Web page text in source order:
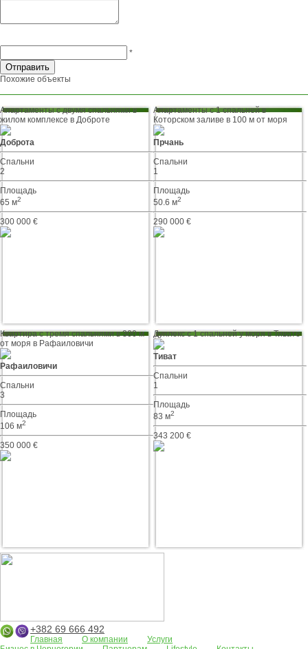
*
Похожие объекты
Апартаменты с двумя спальнями в
жилом комплексе в Доброте
Доброта
Спальни
2
Площадь
65 м2
300 000 €
Апартаменты с 1 спальней в
Которском заливе в 100 м от моря
Прчань
Спальни
1
Площадь
50.6 м2
290 000 €
Квартира с тремя спальнями в 300 м
от моря в Рафаиловичи
Рафаиловичи
Спальни
3
Площадь
106 м2
350 000 €
Дуплекс с 1 спальней у моря в Тивате
Тиват
Спальни
1
Площадь
83 м2
343 200 €
+382 69 666 492
Главная О компании
Услуги